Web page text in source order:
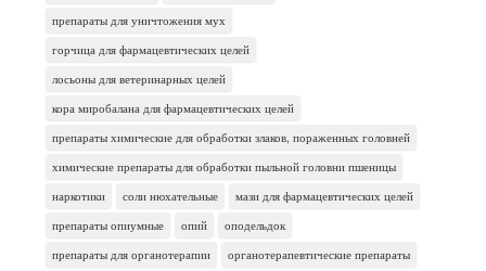
препараты для уничтожения мух
горчица для фармацевтических целей
лосьоны для ветеринарных целей
кора миробалана для фармацевтических целей
препараты химические для обработки злаков, пораженных головней
химические препараты для обработки пыльной головни пшеницы
наркотики
соли нюхательные
мази для фармацевтических целей
препараты опиумные
опий
оподельдок
препараты для органотерапии
органотерапевтические препараты